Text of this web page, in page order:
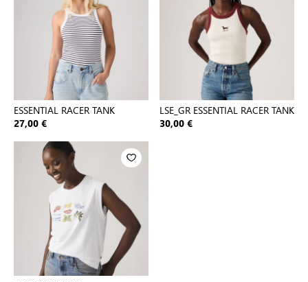
ESSENTIAL RACER TANK
27,00 €
LSE_GR ESSENTIAL RACER TANK
30,00 €